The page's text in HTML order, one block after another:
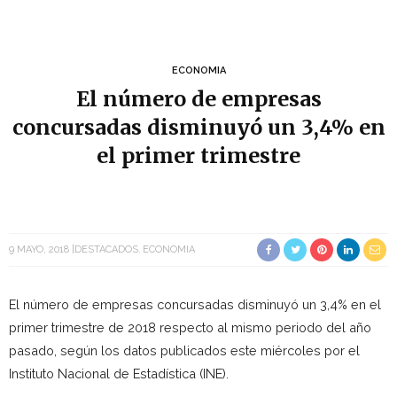
ECONOMIA
El número de empresas
concursadas disminuyó un 3,4% en
el primer trimestre
9 MAYO, 2018 DESTACADOS ECONOMIA
El número de empresas concursadas disminuyó un 3,4% en el
primer trimestre de 2018 respecto al mismo periodo del año
pasado, según los datos publicados este miércoles por el
Instituto Nacional de Estadística (INE).